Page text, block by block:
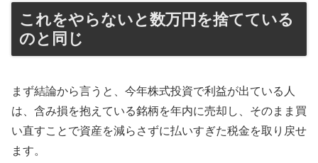
これをやらないと数万円を捨てている
のと同じ
まず結論から言うと、今年株式投資で利益が出ている人
は、含み損を抱えている銘柄を年内に売却し、そのまま買
い直すことで資産を減らさずに払いすぎた税金を取り戻せ
ます。